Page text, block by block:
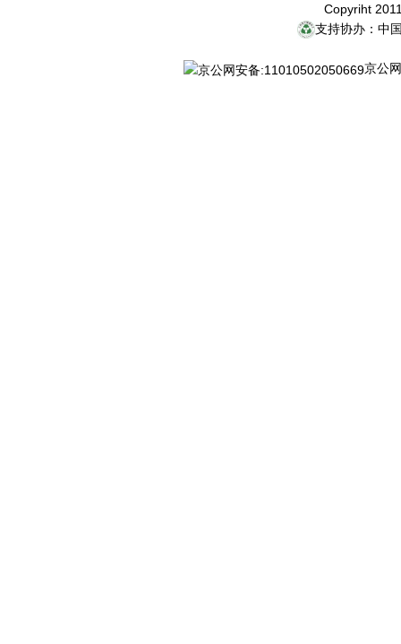
Copyriht
支持协办：中
京公